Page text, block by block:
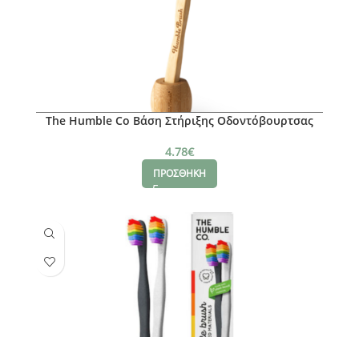
The Humble Co Βάση Στήριξης Οδοντόβουρτσας
4.78€
ΠΡΟΣΘΗΚΗ